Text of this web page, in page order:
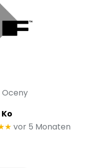
Oceny
vor 5 Monaten